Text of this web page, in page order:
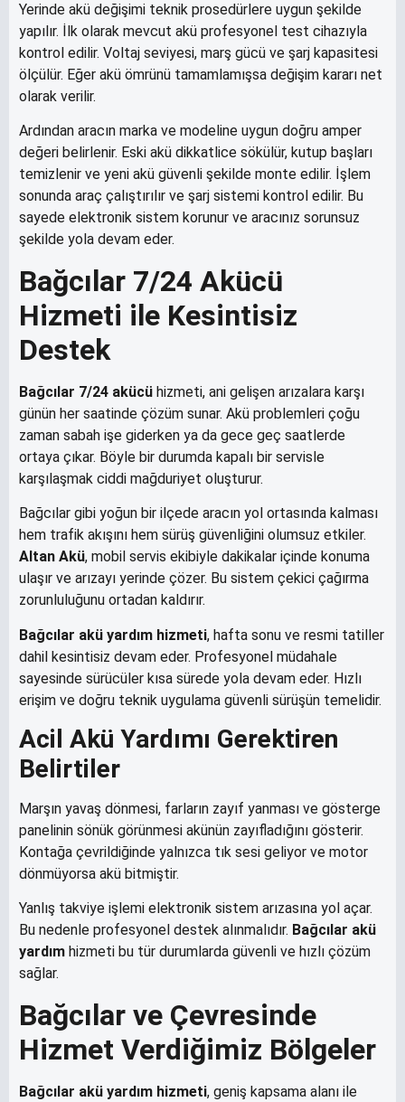
Yerinde akü değişimi teknik prosedürlere uygun şekilde
yapılır. İlk olarak mevcut akü profesyonel test cihazıyla
kontrol edilir. Voltaj seviyesi, marş gücü ve şarj kapasitesi
ölçülür. Eğer akü ömrünü tamamlamışsa değişim kararı net
olarak verilir.
Ardından aracın marka ve modeline uygun doğru amper
değeri belirlenir. Eski akü dikkatlice sökülür, kutup başları
temizlenir ve yeni akü güvenli şekilde monte edilir. İşlem
sonunda araç çalıştırılır ve şarj sistemi kontrol edilir. Bu
sayede elektronik sistem korunur ve aracınız sorunsuz
şekilde yola devam eder.
Bağcılar 7/24 Akücü
Hizmeti ile Kesintisiz
Destek
Bağcılar 7/24 akücü hizmeti, ani gelişen arızalara karşı
günün her saatinde çözüm sunar. Akü problemleri çoğu
zaman sabah işe giderken ya da gece geç saatlerde
ortaya çıkar. Böyle bir durumda kapalı bir servisle
karşılaşmak ciddi mağduriyet oluşturur.
Bağcılar gibi yoğun bir ilçede aracın yol ortasında kalması
hem trafik akışını hem sürüş güvenliğini olumsuz etkiler.
Altan Akü, mobil servis ekibiyle dakikalar içinde konuma
ulaşır ve arızayı yerinde çözer. Bu sistem çekici çağırma
zorunluluğunu ortadan kaldırır.
Bağcılar akü yardım hizmeti, hafta sonu ve resmi tatiller
dahil kesintisiz devam eder. Profesyonel müdahale
sayesinde sürücüler kısa sürede yola devam eder. Hızlı
erişim ve doğru teknik uygulama güvenli sürüşün temelidir.
Acil Akü Yardımı Gerektiren
Belirtiler
Marşın yavaş dönmesi, farların zayıf yanması ve gösterge
panelinin sönük görünmesi akünün zayıfladığını gösterir.
Kontağa çevrildiğinde yalnızca tık sesi geliyor ve motor
dönmüyorsa akü bitmiştir.
Yanlış takviye işlemi elektronik sistem arızasına yol açar.
Bu nedenle profesyonel destek alınmalıdır. Bağcılar akü
yardım hizmeti bu tür durumlarda güvenli ve hızlı çözüm
sağlar.
Bağcılar ve Çevresinde
Hizmet Verdiğimiz Bölgeler
Bağcılar akü yardım hizmeti, geniş kapsama alanı ile